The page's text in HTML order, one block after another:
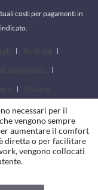
costi per pagamenti in
necessari per il
vengono sempre
aumentare il comfort
diretta o per facilitare
vengono collocati